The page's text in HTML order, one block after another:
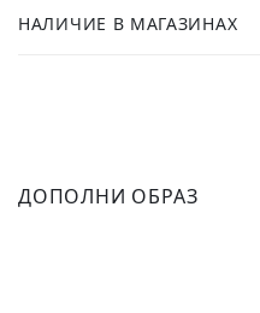
НАЛИЧИЕ В МАГАЗИНАХ
ДОПОЛНИ ОБРАЗ